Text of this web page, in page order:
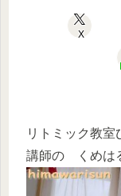
X
リトミック教室
講師の くめは